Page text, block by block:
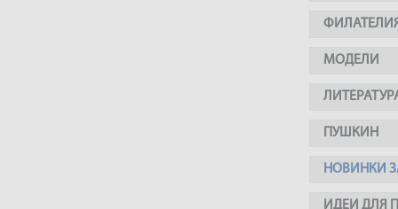
МОДЕЛИ
ПУШКИН
НОВИНКИ
ИДЕИ ДЛЯ